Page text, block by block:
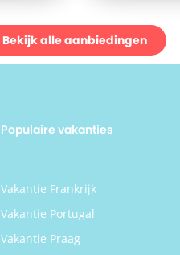
Bekijk alle aanbiedingen
Populaire vakanties
Vakantie Frankrijk
Vakantie Portugal
Vakantie Praag